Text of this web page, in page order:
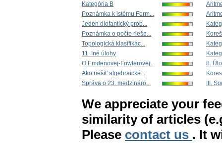
Kategória B
Poznámka k istému Ferm...
Jeden diofantický prob...
Poznámka o počte rieše...
Topologická klasifikác...
11. Iné úlohy
O Emdenovej-Fowlerovej...
Ako riešiť algebraické...
Správa o 23. medzináro...
8.
III.
We appreciate your
similarity of articles
Please contact us . It